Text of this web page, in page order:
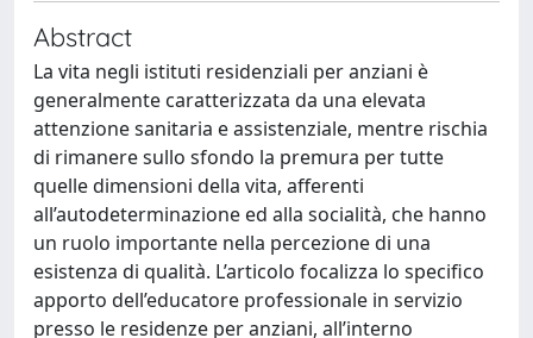
Abstract
La vita negli istituti residenziali per anziani è
generalmente caratterizzata da una elevata
attenzione sanitaria e assistenziale, mentre rischia
di rimanere sullo sfondo la premura per tutte
quelle dimensioni della vita, afferenti
all’autodeterminazione ed alla socialità, che hanno
un ruolo importante nella percezione di una
esistenza di qualità. L’articolo focalizza lo specifico
apporto dell’educatore professionale in servizio
presso le residenze per anziani, all’interno